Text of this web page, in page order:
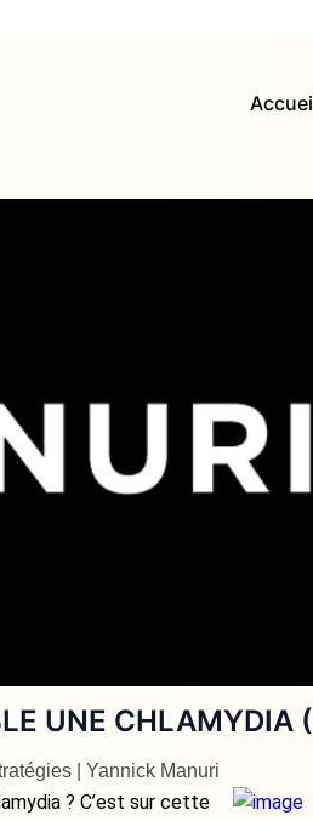
UNE CHLAMYDIA
| Yannick Manuri
? C’est sur cette